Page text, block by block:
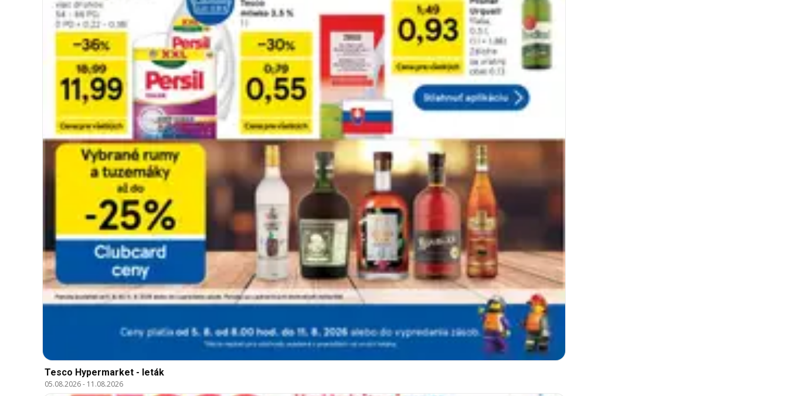
Tesco Hypermarket - leták
05.08.2026- 11.08.2026